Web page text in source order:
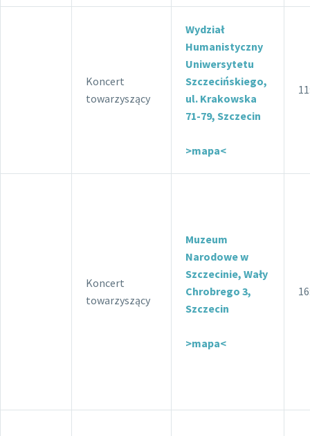
Koncert
towarzyszący
Wydział
Humanistyczny
Uniwersytetu
Szczecińskiego,
ul. Krakowska
71-79, Szczecin
>mapa<
Koncert
towarzyszący
Muzeum
Narodowe w
Szczecinie, Wały
Chrobrego 3,
Szczecin
>mapa<